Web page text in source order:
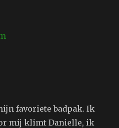
favoriete badpak. Ik
mij klimt Danielle, ik